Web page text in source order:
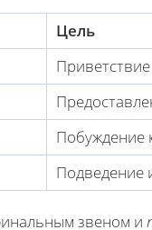
Цель
Побуждение
Подведение
звеном и